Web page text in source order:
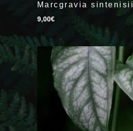
Marcgravia sintenisii
9,00€